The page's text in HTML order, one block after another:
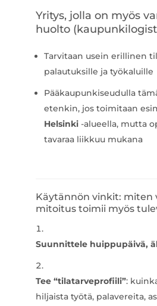
Yritys, jolla on myös
huolto
Tarvitaan usein erillinen
palautuksille ja työkaluille
Pääkaupunkiseudulla
etenkin, jos toimitaan
Helsinki-alueella, mutta
tavaraa liikkuu mukana
Käytännön vinkit: miten
mitoitus toimii myös
Suunnittele huippupäivä,
Tee “tilatarveprofiili”:
hiljaista työtä, palavereita,